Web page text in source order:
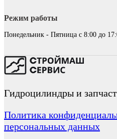
Режим работы
Понедельник - Пятница с 8:00 до
Гидроцилиндры и
Политика
персональных данных